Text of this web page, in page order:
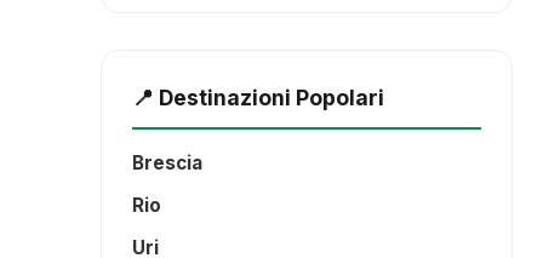
📍 Destinazioni Popolari
Brescia
Rio
Uri